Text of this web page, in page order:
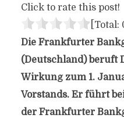
Click to rate this post!
[Total:
Die Frankfurter
(Deutschland) beruft
Wirkung zum 1.
Vorstands. Er führt
der Frankfurter